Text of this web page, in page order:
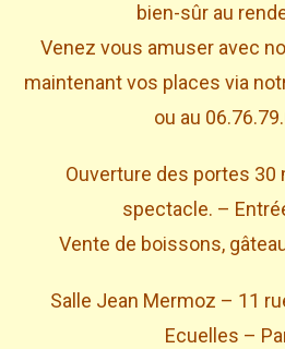
bien-sûr au
Venez vous amuser avec
maintenant vos places via
ou au
Ouverture des portes 30
spectacle. –
Vente de boissons,
Salle Jean Mermoz – 11
Ecuelles –